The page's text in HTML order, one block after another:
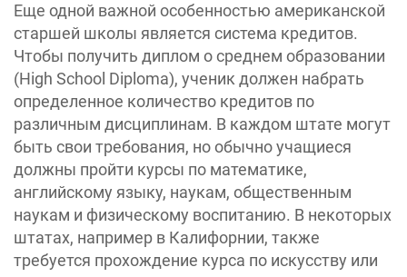
Еще одной важной особенностью американской
старшей школы является система кредитов.
Чтобы получить диплом о среднем образовании
(High School Diploma), ученик должен набрать
определенное количество кредитов по
различным дисциплинам. В каждом штате могут
быть свои требования, но обычно учащиеся
должны пройти курсы по математике,
английскому языку, наукам, общественным
наукам и физическому воспитанию. В некоторых
штатах, например в Калифорнии, также
требуется прохождение курса по искусству или